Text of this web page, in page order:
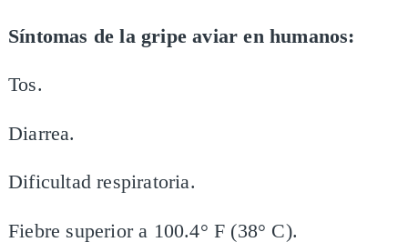
Síntomas de la gripe aviar en humanos:
​Tos.
Diarrea.
Dificultad respiratoria.
Fiebre superior a 100.4° F (38° C).